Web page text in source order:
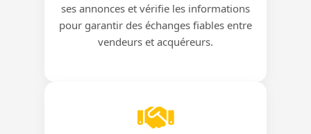
ses annonces et vérifie les informations
pour garantir des échanges fiables entre
vendeurs et acquéreurs.